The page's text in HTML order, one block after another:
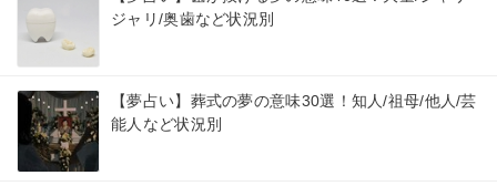
ジャリ/奥歯など状況別
【夢占い】葬式の夢の意味30選！知人/祖母/他人/芸
能人など状況別